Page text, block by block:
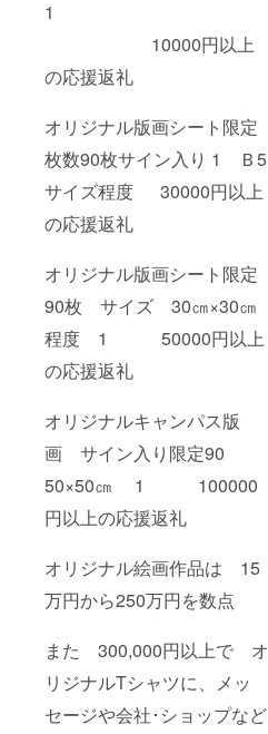
1
10000円以上
の応援返礼
オリジナル版画シート限定
枚数90枚サイン入り 1 Ｂ5
サイズ程度 30000円以上
の応援返礼
オリジナル版画シート限定
90枚 サイズ 30㎝×30㎝
程度 1 50000円以上
の応援返礼
オリジナルキャンパス版
画 サイン入り限定90
50×50㎝ 1 100000
円以上の応援返礼
オリジナル絵画作品は 15
万円から250万円を数点
また 300,000円以上で オ
リジナルTシャツに、メッ
セージや会社･ショップなど